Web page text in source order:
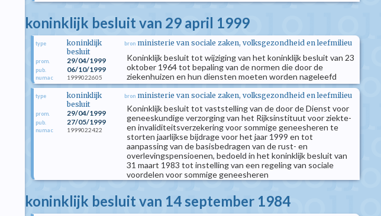
koninklijk besluit van 29 april 1999
type
koninklijk
besluit
prom. 29/04/1999
pub. 06/10/1999
numac 1999022605
bron ministerie van sociale zaken, volksgezondheid en leefmilieu
Koninklijk besluit tot wijziging van het koninklijk besluit van 23
oktober 1964 tot bepaling van de normen die door de
ziekenhuizen en hun diensten moeten worden nageleefd
type
koninklijk
besluit
prom. 29/04/1999
pub. 27/05/1999
numac 1999022422
bron ministerie van sociale zaken, volksgezondheid en leefmilieu
Koninklijk besluit tot vaststelling van de door de Dienst voor
geneeskundige verzorging van het Rijksinstituut voor ziekte-
en invaliditeitsverzekering voor sommige geneesheren te
storten jaarlijkse bijdrage voor het jaar 1999 en tot
aanpassing van de basisbedragen van de rust- en
overlevingspensioenen, bedoeld in het koninklijk besluit van
31 maart 1983 tot instelling van een regeling van sociale
voordelen voor sommige geneesheren
koninklijk besluit van 14 september 1984